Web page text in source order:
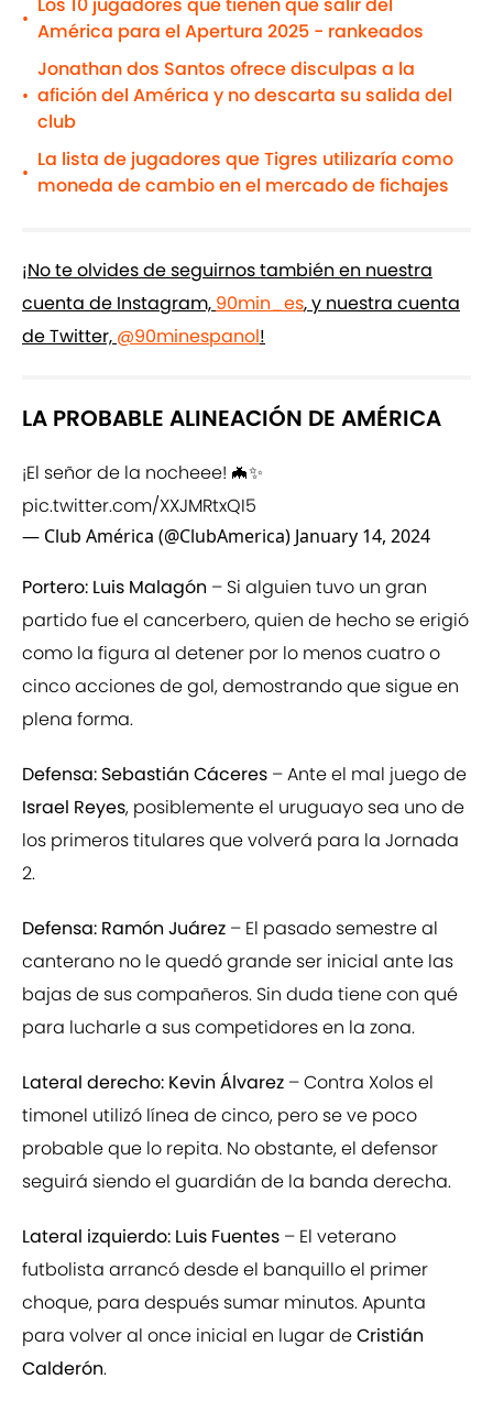
• América para el Apertura 2025 - rankeados
•
Jonathan dos Santos ofrece disculpas a la
afición del América y no descarta su salida del
club
•
La lista de jugadores que Tigres utilizaría como
moneda de cambio en el mercado de fichajes
¡No te olvides de seguirnos también en nuestra
cuenta de Instagram, 90min_es, y nuestra cuenta
de Twitter, @90minespanol!
LA PROBABLE ALINEACIÓN DE AMÉRICA
¡El señor de la nocheee! 🦇✨
pic.twitter.com/XXJMRtxQI5
— Club América (@ClubAmerica) January 14, 2024
Portero: Luis Malagón – Si alguien tuvo un gran
partido fue el cancerbero, quien de hecho se erigió
como la figura al detener por lo menos cuatro o
cinco acciones de gol, demostrando que sigue en
plena forma.
Defensa: Sebastián Cáceres – Ante el mal juego de
Israel Reyes, posiblemente el uruguayo sea uno de
los primeros titulares que volverá para la Jornada
2.
Defensa: Ramón Juárez – El pasado semestre al
canterano no le quedó grande ser inicial ante las
bajas de sus compañeros. Sin duda tiene con qué
para lucharle a sus competidores en la zona.
Lateral derecho: Kevin Álvarez – Contra Xolos el
timonel utilizó línea de cinco, pero se ve poco
probable que lo repita. No obstante, el defensor
seguirá siendo el guardián de la banda derecha.
Lateral izquierdo: Luis Fuentes – El veterano
futbolista arrancó desde el banquillo el primer
choque, para después sumar minutos. Apunta
para volver al once inicial en lugar deCristián
Calderón.